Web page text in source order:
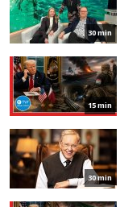
30 min
15 min
30 min